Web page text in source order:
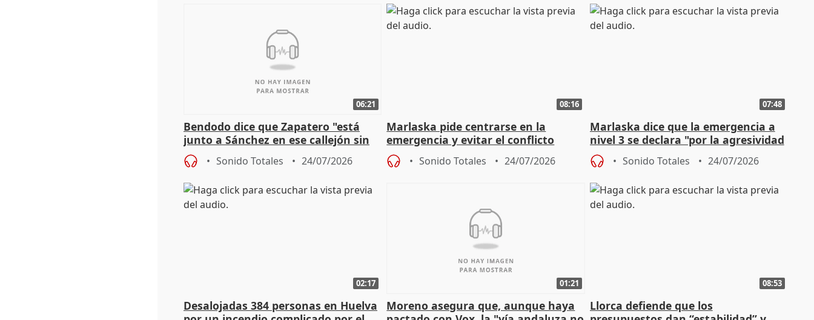
06:21
Bendodo dice que Zapatero "está
junto a Sánchez en ese callejón sin
salida
Sonido Totales 24/07/2026
08:16
Marlaska pide centrarse en la
emergencia y evitar el conflicto
político
Sonido Totales 24/07/2026
07:48
Marlaska dice que la emergencia a
nivel 3 se declara "por la agresividad
de los incendios"
Sonido Totales 24/07/2026
02:17
Desalojadas 384 personas en Huelva
01:21
Moreno asegura que, aunque haya
08:53
Llorca defiende que los